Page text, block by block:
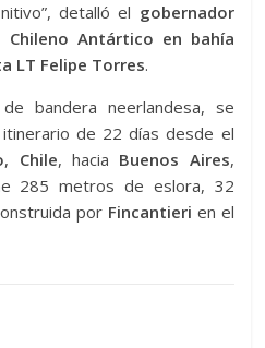
detalló el gobernador
Antártico en bahía
LT Felipe Torres.
bandera neerlandesa, se
de 22 días desde el
, Chile, hacia Buenos Aires,
285 metros de eslora, 32
por Fincantieri en el